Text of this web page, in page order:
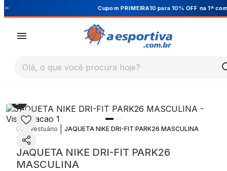
Cupom PRIMEIRA10 para 10% OFF na 1ª compra
Olá, o que você procura hoje?
Vestuário JAQUETA NIKE DRI-FIT PARK26 MASCULINA
JAQUETA NIKE DRI-FIT PARK26
MASCULINA